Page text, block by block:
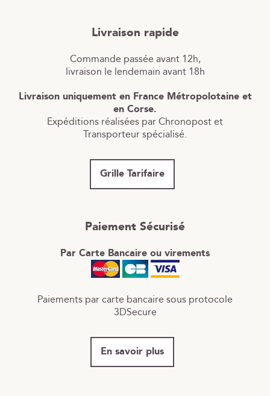
Livraison rapide
Commande passée avant 12h,
livraison le lendemain avant 18h
Livraison uniquement en France Métropolotaine et
en Corse.
Expéditions réalisées par Chronopost et
Transporteur spécialisé.
Grille Tarifaire
Paiement Sécurisé
Par Carte Bancaire ou virements
Paiements par carte bancaire sous protocole
3DSecure
En savoir plus